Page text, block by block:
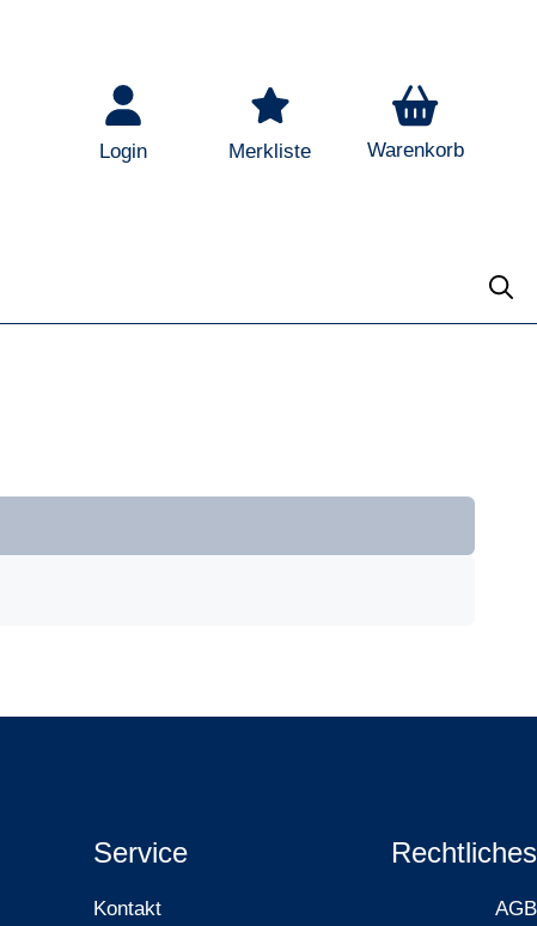
Login Merkliste Warenkorb
Service
Kontakt
Rechtliches
AGB